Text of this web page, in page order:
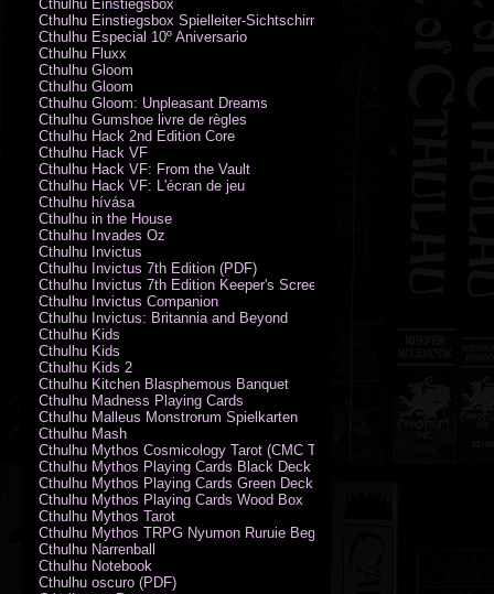
Cthulhu Einstiegsbox
Cthulhu Einstiegsbox Spielleiter-Sichtschirm
Cthulhu Especial 10º Aniversario
Cthulhu Fluxx
Cthulhu Gloom
Cthulhu Gloom
Cthulhu Gloom: Unpleasant Dreams
Cthulhu Gumshoe livre de règles
Cthulhu Hack 2nd Edition Core
Cthulhu Hack VF
Cthulhu Hack VF: From the Vault
Cthulhu Hack VF: L'écran de jeu
Cthulhu hívása
Cthulhu in the House
Cthulhu Invades Oz
Cthulhu Invictus
Cthulhu Invictus 7th Edition (PDF)
Cthulhu Invictus 7th Edition Keeper's Screen
Cthulhu Invictus Companion
Cthulhu Invictus: Britannia and Beyond
Cthulhu Kids
Cthulhu Kids
Cthulhu Kids 2
Cthulhu Kitchen Blasphemous Banquet
Cthulhu Madness Playing Cards
Cthulhu Malleus Monstrorum Spielkarten
Cthulhu Mash
Cthulhu Mythos Cosmicology Tarot (CMC Tarot - Old Whispers)
Cthulhu Mythos Playing Cards Black Deck
Cthulhu Mythos Playing Cards Green Deck
Cthulhu Mythos Playing Cards Wood Box
Cthulhu Mythos Tarot
Cthulhu Mythos TRPG Nyumon Ruruie Beginners
Cthulhu Narrenball
Cthulhu Notebook
Cthulhu oscuro (PDF)